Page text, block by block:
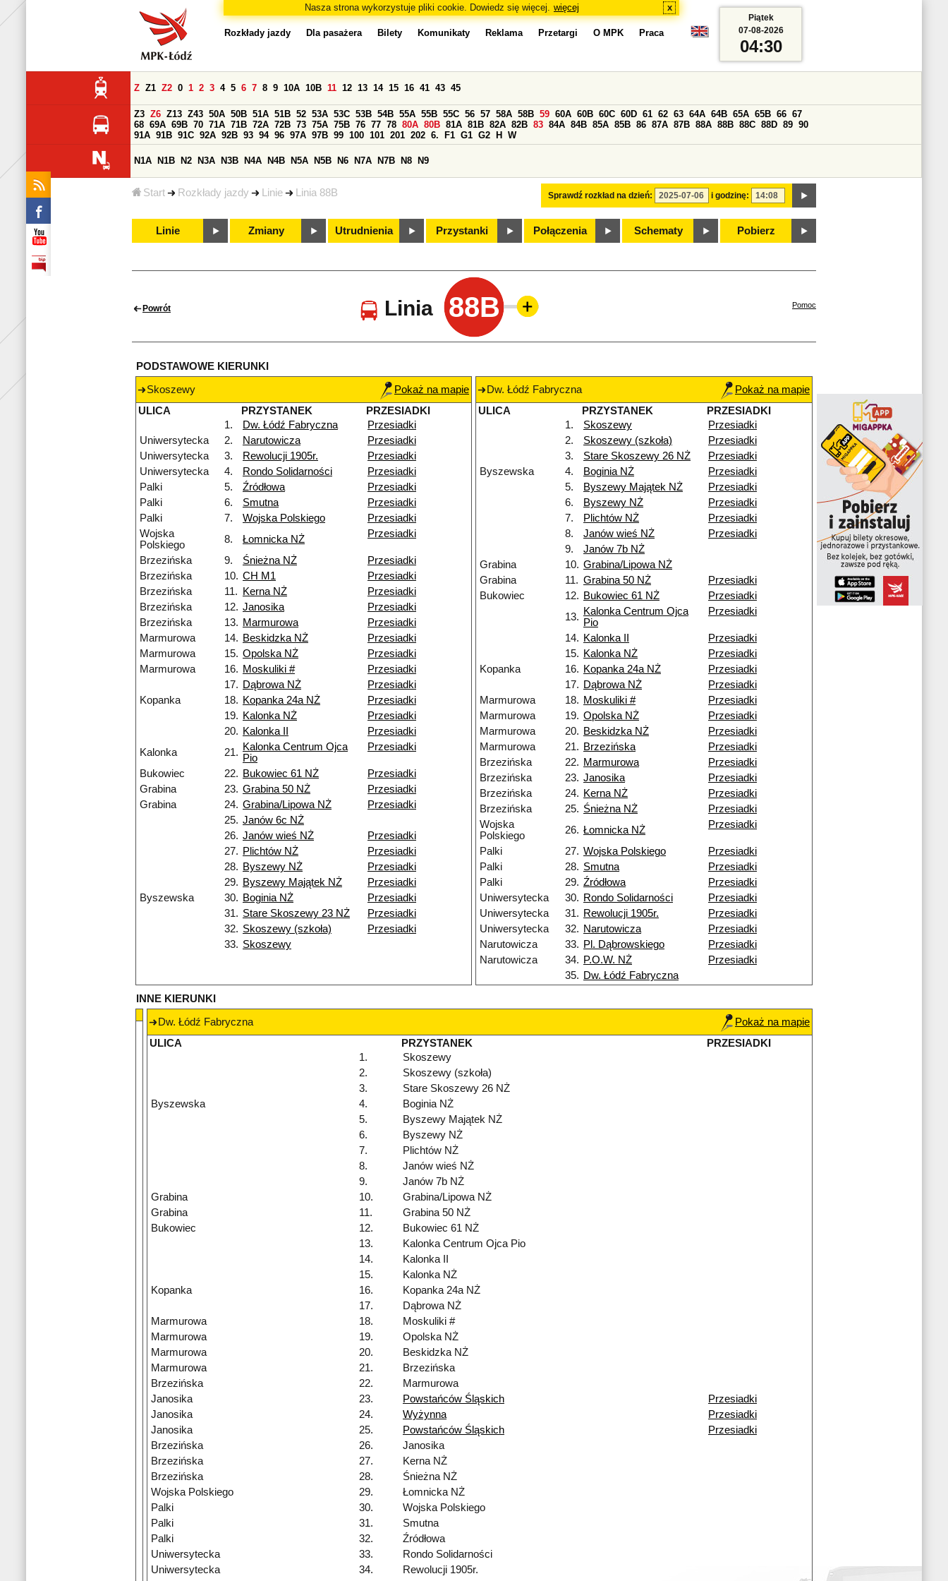
Nasza strona wykorzystuje pliki cookie. Dowiedz się więcej. więcej x
Start Rozkłady jazdy Linie Linia 88B
Rozkłady jazdy Dla pasażera Bilety Komunikaty Reklama Przetargi O MPK Praca
Sprawdź rozkład na dzień: i godzinę:
Z Z1 Z2 0 1 2 3 4 5 6 7 8 9 10A 10B 11 12 13 14 15 16 41 43 45
Z3 Z6 Z13 Z43 50A 50B 51A 51B 52 53A 53C 53B 54B 55A 55B 55C 56 57 58A 58B 59 60A 60B 60C 60D 61 62 63 64A 64B 65A 65B 66 67
68 69A 69B 70 71A 71B 72A 72B 73 75A 75B 76 77 78 80A 80B 81A 81B 82A 82B 83 84A 84B 85A 85B 86 87A 87B 88A 88B 88C 88D 89 90
91A 91B 91C 92A 92B 93 94 96 97A 97B 99 100 101 201 202 6. F1 G1 G2 H W
N1A N1B N2 N3A N3B N4A N4B N5A N5B N6 N7A N7B N8 N9
Linie Zmiany Utrudnienia Przystanki Połączenia Schematy Pobierz
Piątek
07-08-2026
04:30
Powrót Linia 88B Pomoc
PODSTAWOWE KIERUNKI
Skoszewy
Pokaż na mapie
ULICA
PRZYSTANEK
PRZESIADKI
1.
Dw. Łódź Fabryczna
Przesiadki
Uniwersytecka
2. Narutowicza
Przesiadki
Uniwersytecka
3. Rewolucji 1905r.
Przesiadki
Uniwersytecka
4. Rondo Solidarności
Przesiadki
Palki
5. Źródłowa
Przesiadki
Palki
6. Smutna
Przesiadki
Palki
7. Wojska Polskiego
Przesiadki
Wojska
Polskiego
8. Łomnicka NŻ Przesiadki
Brzezińska 9. Śnieżna NŻ
Przesiadki
Brzezińska
10. CH M1
Przesiadki
Brzezińska
11. Kerna NŻ
Przesiadki
Brzezińska
12. Janosika
Przesiadki
Brzezińska
13. Marmurowa
Przesiadki
Marmurowa
14. Beskidzka NŻ
Przesiadki
Marmurowa
15. Opolska NŻ
Przesiadki
Marmurowa
16. Moskuliki #
Przesiadki
17. Dąbrowa NŻ
Przesiadki
Kopanka
18. Kopanka 24a NŻ
Przesiadki
19. Kalonka NŻ
Przesiadki
20. Kalonka II
Przesiadki
Kalonka
21. Kalonka Centrum Ojca
Pio
Przesiadki
Bukowiec 22. Bukowiec 61 NŻ
Przesiadki
Grabina
23. Grabina 50 NŻ
Przesiadki
Grabina
24. Grabina/Lipowa NŻ
Przesiadki
25. Janów 6c NŻ
26. Janów wieś NŻ
Przesiadki
27. Plichtów NŻ
Przesiadki
28. Byszewy NŻ
Przesiadki
29. Byszewy Majątek NŻ
Przesiadki
Byszewska
30. Boginia NŻ
Przesiadki
31. Stare Skoszewy 23 NŻ
Przesiadki
32. Skoszewy (szkoła)
Przesiadki
33. Skoszewy
Dw. Łódź Fabryczna
Pokaż na mapie
ULICA
PRZYSTANEK
PRZESIADKI
1.
Skoszewy
Przesiadki
2.
Skoszewy (szkoła)
Przesiadki
3.
Stare Skoszewy 26 NŻ
Przesiadki
Byszewska
4. Boginia NŻ
Przesiadki
5.
Byszewy Majątek NŻ
Przesiadki
6.
Byszewy NŻ
Przesiadki
7.
Plichtów NŻ
Przesiadki
8.
Janów wieś NŻ
Przesiadki
9.
Janów 7b NŻ
Grabina
10. Grabina/Lipowa NŻ
Grabina
11. Grabina 50 NŻ
Przesiadki
Bukowiec
12. Bukowiec 61 NŻ
Przesiadki
13. Kalonka Centrum Ojca
Pio
Przesiadki
14. Kalonka II
Przesiadki
15. Kalonka NŻ
Przesiadki
Kopanka
16. Kopanka 24a NŻ
Przesiadki
17. Dąbrowa NŻ
Przesiadki
Marmurowa
18. Moskuliki #
Przesiadki
Marmurowa
19. Opolska NŻ
Przesiadki
Marmurowa
20. Beskidzka NŻ
Przesiadki
Marmurowa
21. Brzezińska
Przesiadki
Brzezińska
22. Marmurowa
Przesiadki
Brzezińska
23. Janosika
Przesiadki
Brzezińska
24. Kerna NŻ
Przesiadki
Brzezińska
25. Śnieżna NŻ
Przesiadki
Wojska
Polskiego
26. Łomnicka NŻ Przesiadki
Palki 27. Wojska Polskiego
Przesiadki
Palki
28. Smutna
Przesiadki
Palki
29. Źródłowa
Przesiadki
Uniwersytecka
30. Rondo Solidarności
Przesiadki
Uniwersytecka
31. Rewolucji 1905r.
Przesiadki
Uniwersytecka
32. Narutowicza
Przesiadki
Narutowicza
33. Pl. Dąbrowskiego
Przesiadki
Narutowicza
34. P.O.W. NŻ
Przesiadki
35. Dw. Łódź Fabryczna
INNE KIERUNKI
Dw. Łódź Fabryczna
Pokaż na mapie
ULICA
PRZYSTANEK
PRZESIADKI
1.
Skoszewy
2.
Skoszewy (szkoła)
3.
Stare Skoszewy 26 NŻ
Byszewska
4.
Boginia NŻ
5.
Byszewy Majątek NŻ
6.
Byszewy NŻ
7.
Plichtów NŻ
8.
Janów wieś NŻ
9.
Janów 7b NŻ
Grabina
10.
Grabina/Lipowa NŻ
Grabina
11.
Grabina 50 NŻ
Bukowiec
12.
Bukowiec 61 NŻ
13.
Kalonka Centrum Ojca Pio
14.
Kalonka II
15.
Kalonka NŻ
Kopanka
16.
Kopanka 24a NŻ
17.
Dąbrowa NŻ
Marmurowa
18.
Moskuliki #
Marmurowa
19.
Opolska NŻ
Marmurowa
20.
Beskidzka NŻ
Marmurowa
21.
Brzezińska
Brzezińska
22.
Marmurowa
Janosika
23. Powstańców Śląskich
Przesiadki
Janosika
24. Wyżynna
Przesiadki
Janosika
25. Powstańców Śląskich
Przesiadki
Brzezińska
26.
Janosika
Brzezińska
27.
Kerna NŻ
Brzezińska
28.
Śnieżna NŻ
Wojska Polskiego
29.
Łomnicka NŻ
Palki
30.
Wojska Polskiego
Palki
31.
Smutna
Palki
32.
Źródłowa
Uniwersytecka
33.
Rondo Solidarności
Uniwersytecka
34.
Rewolucji 1905r.